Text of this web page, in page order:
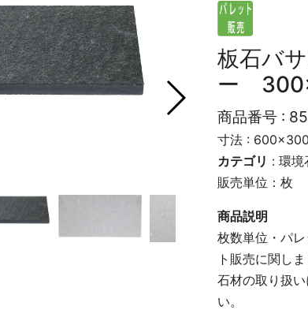
板石バ
ー
商品番号 :
寸法 :
カテゴリ : 環境
販売単位：枚
商品説明
枚数単位・パ
ト販売に関し
石材の取り扱
い。